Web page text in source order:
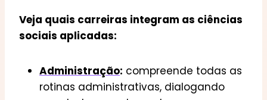
Veja quais carreiras integram as ciências
sociais aplicadas:
Administração: compreende todas as
rotinas administrativas, dialogando